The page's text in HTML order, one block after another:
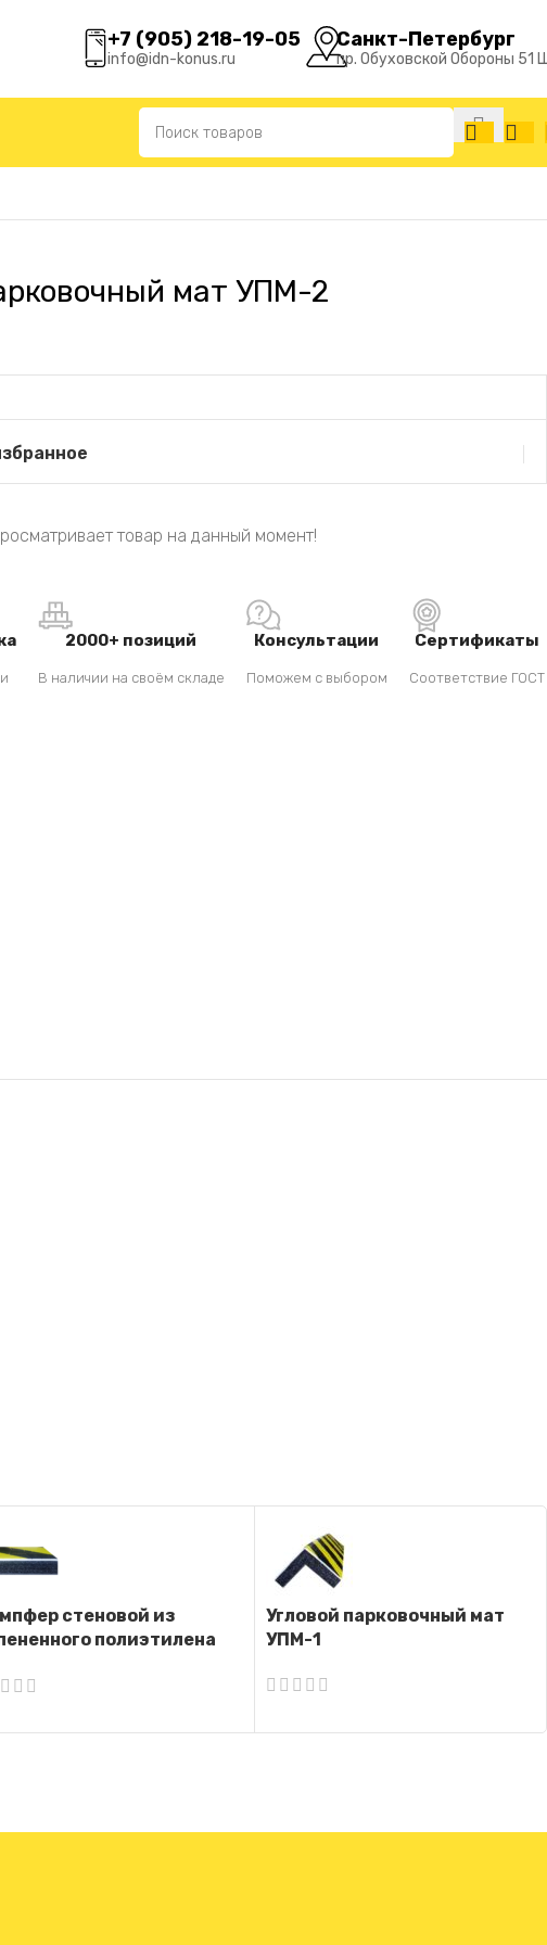
+7 (905) 218-19-05
info@idn-konus.ru
Санкт-Петербург
пр. Обуховской Обороны 51
мат УПМ-2
товар на данный момент!
2000+ позиций
В наличии на своём складе
Консультации
Поможем с выбором
Сертификаты
Соответствие ГОСТ
стеновой из
полиэтилена
Угловой парковочный мат
УПМ-1